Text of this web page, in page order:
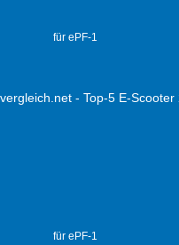
für ePF-1
für ePF-1